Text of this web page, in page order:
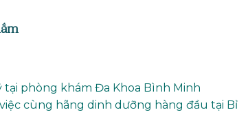
tại phòng khám Đa Khoa Bình Minh
cùng hãng dinh dưỡng hàng đầu tại Bỉ